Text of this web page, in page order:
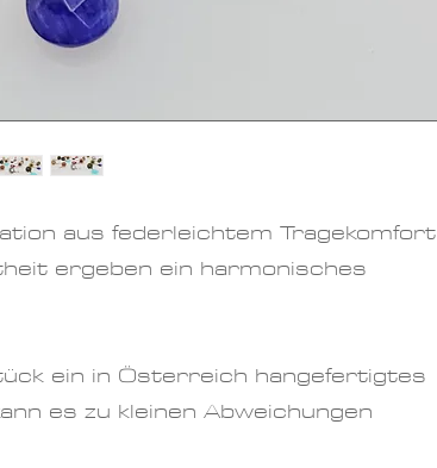
aus federleichtem Tragekomfort
ergeben ein harmonisches
ein in Österreich hangefertigtes
es zu kleinen Abweichungen